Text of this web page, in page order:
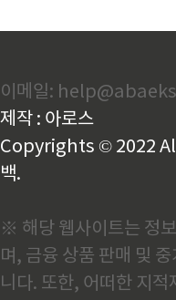
이메일:
제작 : 아로스
Copyrights © 2022
백.
※ 해당 웹사이트는 정
며, 금융 상품 판매 및
니다. 또한, 어떠한 지